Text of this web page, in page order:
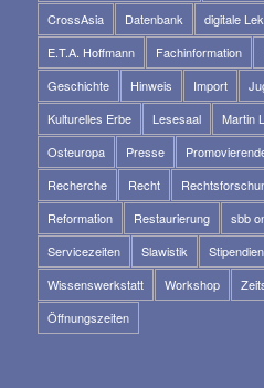
CrossAsia
Datenbank digitale
E.T.A. Hoffmann
Fachinformation
Geschichte
Hinweis Import
Kulturelles Erbe
Lesesaal Martin
Osteuropa
Presse
Recherche
Recht
Reformation
Restaurierung sbb
Servicezeiten
Slawistik
Wissenswerkstatt
Workshop
Öffnungszeiten